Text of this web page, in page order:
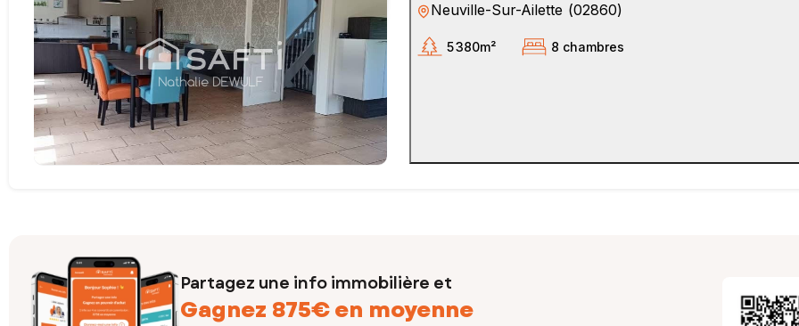
Neuville-Sur-Ailette (02860)
5 380m² 8 chambres
Partagez une info immobilière et
Gagnez 875€ en moyenne